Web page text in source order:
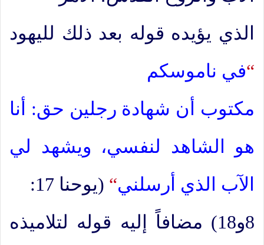
الذي يؤيده قوله بعد ذلك لليهود
“في ناموسكم
مكتوب أن شهادة رجلين حق: أنا
هو الشاهد لنفسي، ويشهد لي
الآب الذي أرسلني“ (يوحنا 17:
8و18) مضافاً إليه قوله لتلاميذه